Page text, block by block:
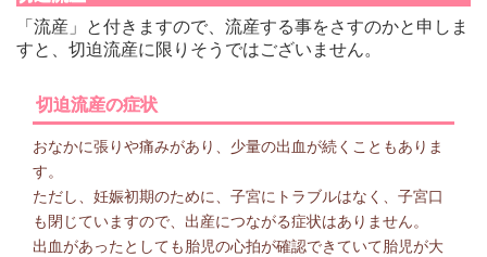
「流産」と付きますので、流産する事をさすのかと申しま
すと、切迫流産に限りそうではございません。
切迫流産の症状
おなかに張りや痛みがあり、少量の出血が続くこともありま
す。
ただし、妊娠初期のために、子宮にトラブルはなく、子宮口
も閉じていますので、出産につながる症状はありません。
出血があったとしても胎児の心拍が確認できていて胎児が大